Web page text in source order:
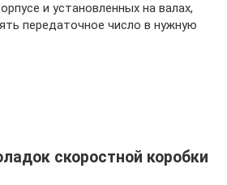
и установленных на валах,
передаточное число в нужную
скоростной коробки